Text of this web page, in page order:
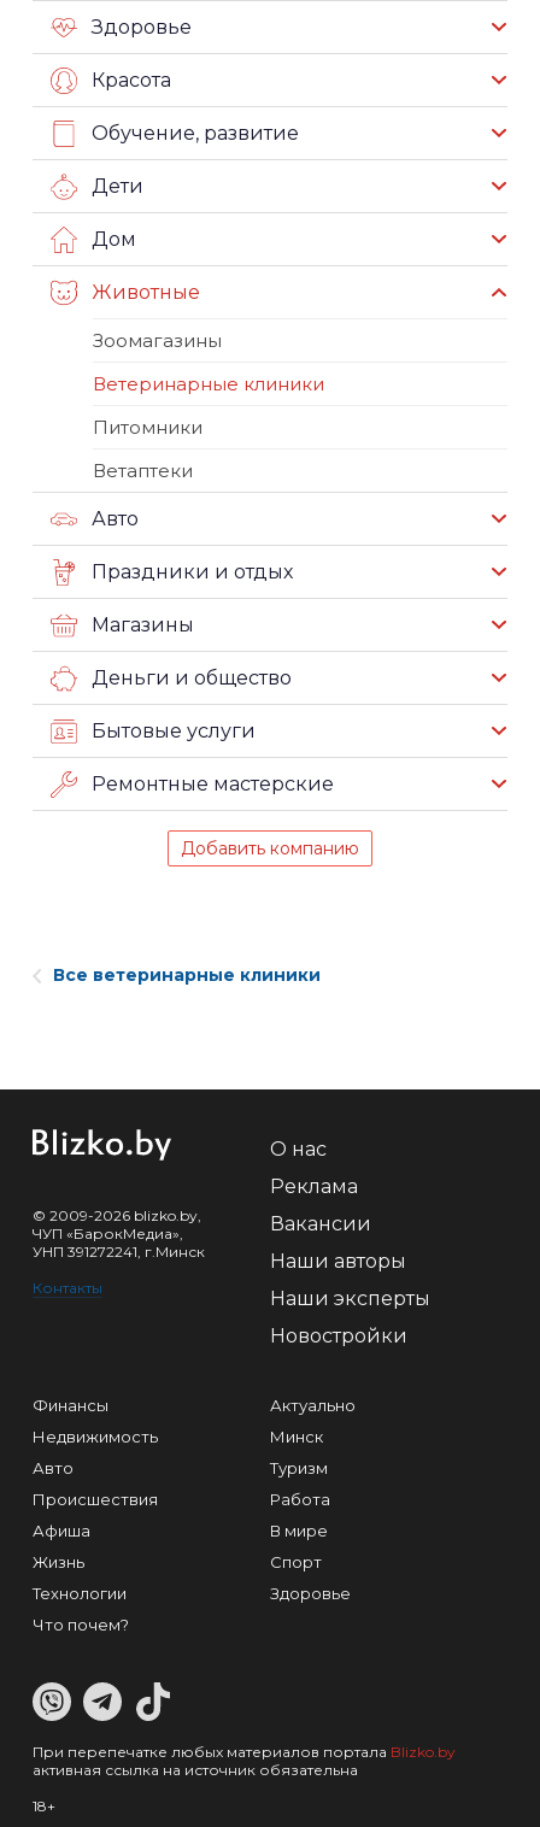
Здоровье
Красота
Обучение, развитие
Дети
Дом
Животные
Зоомагазины
Ветеринарные клиники
Питомники
Ветаптеки
Авто
Праздники и отдых
Магазины
Деньги и общество
Бытовые услуги
Ремонтные мастерские
Добавить компанию
Все ветеринарные клиники
© 2009-2026 blizko.by,
ЧУП «БарокМедиа»,
УНП 391272241, г.Минск
Контакты
О нас
Реклама
Вакансии
Наши авторы
Наши эксперты
Новостройки
Финансы
Недвижимость
Авто
Происшествия
Афиша
Жизнь
Технологии
Что почем?
Актуально
Минск
Туризм
Работа
В мире
Спорт
Здоровье
При перепечатке любых материалов портала Blizko.by
активная ссылка на источник обязательна
18+